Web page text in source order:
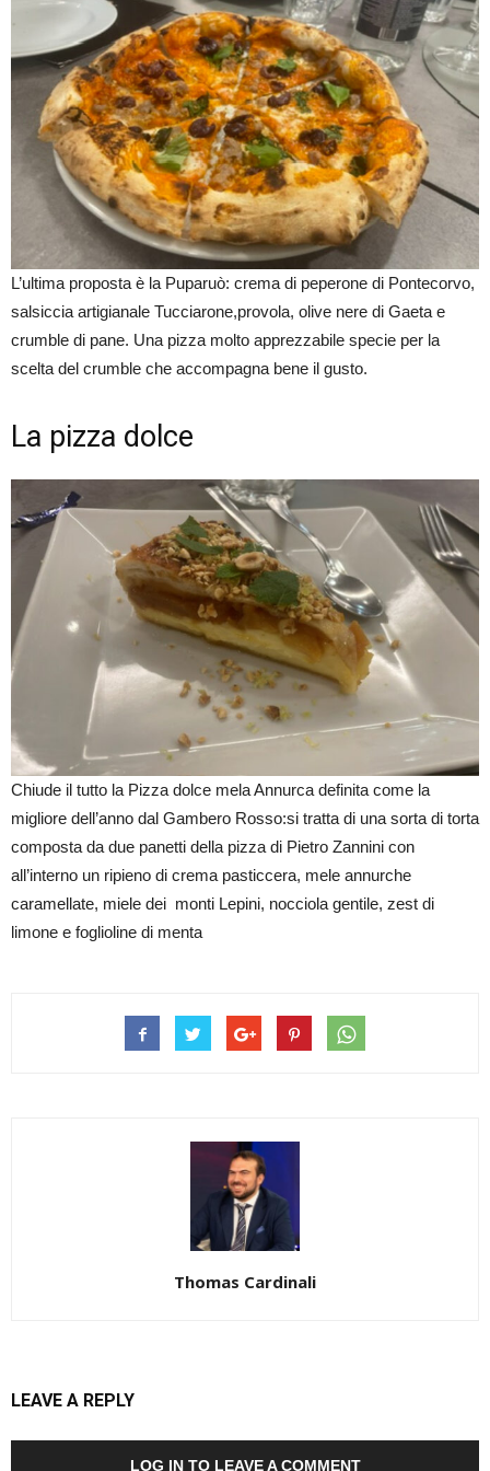
L’ultima proposta è la Puparuò: crema di peperone di Pontecorvo,
salsiccia artigianale Tucciarone,provola, olive nere di Gaeta e
crumble di pane. Una pizza molto apprezzabile specie per la
scelta del crumble che accompagna bene il gusto.
La pizza dolce
Chiude il tutto la Pizza dolce mela Annurca definita come la
migliore dell’anno dal Gambero Rosso:si tratta di una sorta di torta
composta da due panetti della pizza di Pietro Zannini con
all’interno un ripieno di crema pasticcera, mele annurche
caramellate, miele dei monti Lepini, nocciola gentile, zest di
limone e foglioline di menta
Thomas Cardinali
LEAVE A REPLY
LOG IN TO LEAVE A COMMENT